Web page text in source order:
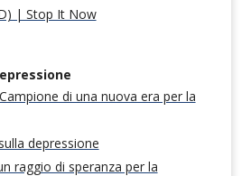
| Stop It Now
di una nuova era per la
depressione
raggio di speranza per la